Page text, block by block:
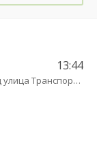
13:44
Калининград улица Транспортая